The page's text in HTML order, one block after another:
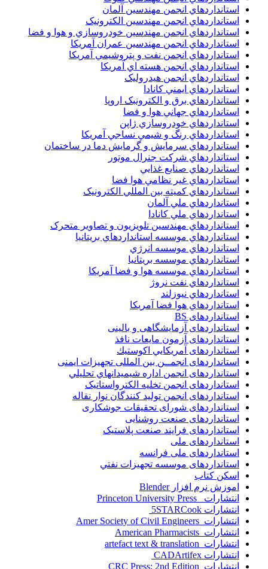
استانداردهاي انجمن مهندسين آلمان
استانداردهاي انجمن مهندسين الکترونيک
استانداردهاي انجمن مهندسين خودروسازي و هوا و فضا
استانداردهاي انجمن مهندسين عمران آمريکا
استانداردهاي انجمن نفت و پتروشيمي آمريکا
استانداردهاي انجمن هسته اي آمريکا
استانداردهاي انجمن هيدروليک
استانداردهاي ايمني کانادا
استانداردهاي برق و الکترونبک اروپا
استانداردهاي جهاني هوا و فضا
استانداردهاي خودروسازي ژاپن
استانداردهاي رنگ و شيمي نساجي آمريکا
استانداردهاي سرمايش و گرمايش دما در ساختمان
استانداردهاي شرکت جنرال موتور
استانداردهاي صنايع غذايي
استانداردهاي غير نظامي هوا فضا
استانداردهاي کميته بين المللي الکترونيک
استانداردهاي ملي آلمان
استانداردهاي ملي کانادا
استانداردهاي مهندسين تلويزيون و تصاوير متحرک
استانداردهاي موسسه استانداردهاي بريتانيا
استانداردهاي موسسه انرژي
استانداردهاي موسسه بريتانيا
استانداردهاي موسسه هوا و فضا آمريکا
استانداردهاي نفت نروژ
استانداردهاي نيوزلند
استانداردهاي هوا فضا آمريکا
استانداردهای BS
استانداردهای آزمایشگاهی و بالینی
استانداردهای آزمون مایعات نافذ
استانداردهای آمريكايي اكوستيك
استانداردهای انجمــن بين المللى تجهيزات ايمنى
استانداردهای انجمن اداره شيميدانهاي تحليلي
استانداردهای انجمن تخليه الکترواستاتيک
استانداردهای انجمن توليد کنندگان نوار نقاله
استانداردهای شورای تحقیقات جوشکاری
استانداردهای صنعت روشنایی
استانداردهای فرايند صنعت پلاستيک
استانداردهای ملی
استانداردهای ملی فرانسه
استانداردهای موسسه تجهيزات نفتي
اسکن کتاب
اموزش نرم افزار Blender
انتشارات Princeton University Press
انتشارات ‎ 5STARCook
انتشارات Amer Society of Civil Engineers
انتشارات American Pharmacists
انتشارات artefact text & translation
انتشارات ‎ CADArtifex
انتشارات CRC Press; 2nd Edition